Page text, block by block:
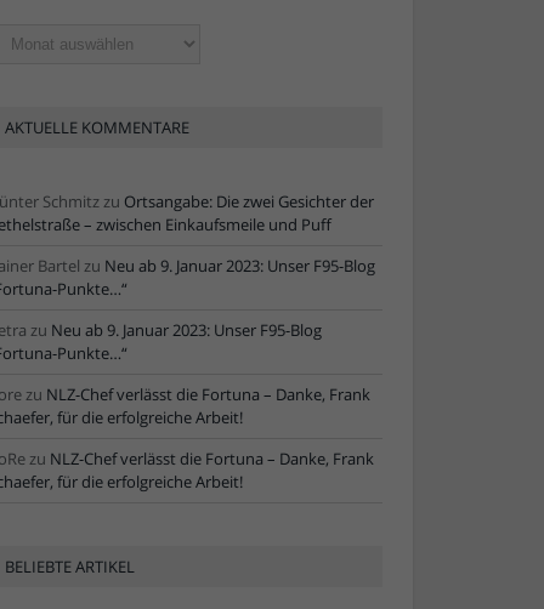
AKTUELLE KOMMENTARE
Schmitzzu Ortsangabe: Die zwei Gesichter der
– zwischen Einkaufsmeile und Puff
Bartel zu Neu ab 9. Januar 2023: Unser F95-Blog
Punkte…“
zu Neu ab 9. Januar 2023: Unser F95-Blog
Punkte…“
zu NLZ-Chef verlässt die Fortuna – Danke, Frank
für die erfolgreiche Arbeit!
zu NLZ-Chef verlässt die Fortuna – Danke, Frank
für die erfolgreiche Arbeit!
BELIEBTE ARTIKEL